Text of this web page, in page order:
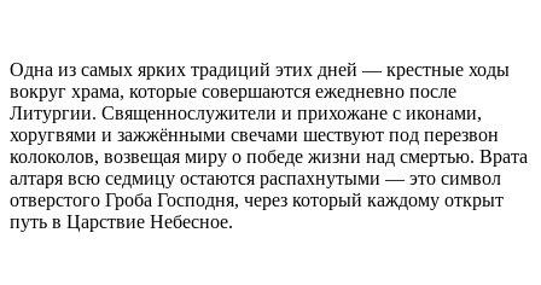
Одна из самых ярких традиций этих дней — крестные ходы
вокруг храма, которые совершаются ежедневно после
Литургии. Священнослужители и прихожане с иконами,
хоругвями и зажжёнными свечами шествуют под перезвон
колоколов, возвещая миру о победе жизни над смертью. Врата
алтаря всю седмицу остаются распахнутыми — это символ
отверстого Гроба Господня, через который каждому открыт
путь в Царствие Небесное.